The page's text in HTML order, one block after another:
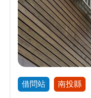
借問站 南投縣